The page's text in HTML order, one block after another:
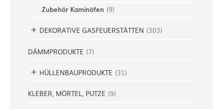
Zubehör Kaminöfen (9)
DEKORATIVE GASFEUERSTÄTTEN (303)
DÄMMPRODUKTE (7)
HÜLLENBAUPRODUKTE (31)
KLEBER, MÖRTEL, PUTZE (9)